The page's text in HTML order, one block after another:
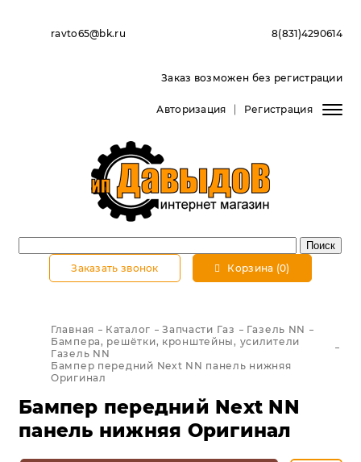
ravto65@bk.ru 8(831)4290614
Заказ возможен без регистрации
Авторизация Регистрация
Заказать звонок Корзина (0)
Главная Каталог Запчасти Газ
Газель NN
Бампера, решётки, кронштейны, усилители
Газель NN
Бампер передний Next NN панель нижняя
Оригинал
Бампер передний Next NN
панель нижняя Оригинал